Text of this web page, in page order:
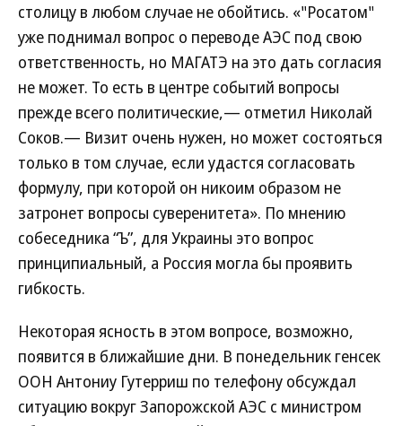
столицу в любом случае не обойтись. «"Росатом"
уже поднимал вопрос о переводе АЭС под свою
ответственность, но МАГАТЭ на это дать согласия
не может. То есть в центре событий вопросы
прежде всего политические,— отметил Николай
Соков.— Визит очень нужен, но может состояться
только в том случае, если удастся согласовать
формулу, при которой он никоим образом не
затронет вопросы суверенитета». По мнению
собеседника “Ъ”, для Украины это вопрос
принципиальный, а Россия могла бы проявить
гибкость.
Некоторая ясность в этом вопросе, возможно,
появится в ближайшие дни. В понедельник генсек
ООН Антониу Гутерриш по телефону обсуждал
ситуацию вокруг Запорожской АЭС с министром